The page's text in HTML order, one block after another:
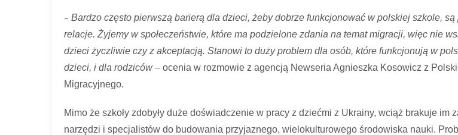
– Bardzo często pierwszą barierą dla dzieci, żeby dobrze funkcjonować w polskiej szkole, są
relacje. Żyjemy w społeczeństwie, które ma podzielone zdania na temat migracji, więc nie
dzieci życzliwie czy z akceptacją. Stanowi to duży problem dla osób, które funkcjonują w
dzieci, i dla rodziców– ocenia w rozmowie z agencją Newseria Agnieszka Kosowicz z
Migracyjnego.
Mimo że szkoły zdobyły duże doświadczenie w pracy z dziećmi z Ukrainy, wciąż brakuje im
narzędzi i specjalistów do budowania przyjaznego, wielokulturowego środowiska nauki.